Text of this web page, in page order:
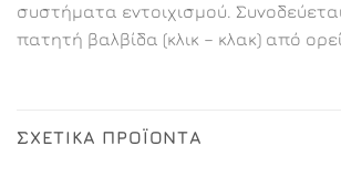
συστήματα εντοιχισμού.
πατητή βαλβίδα (κλικ – κλακ) από
ΣΧΕΤΙΚΆ ΠΡΟΪΌΝΤΑ